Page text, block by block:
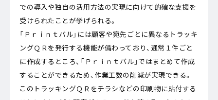
での導入や独自の活用方法の実現に向けて的確な支援を
受けられたことが挙げられる。
「Ｐｒｉｎｔバル」には顧客や宛先ごとに異なるトラッキ
ングＱＲを発行する機能が備わっており、通常１件ごと
に作成するところ、「Ｐｒｉｎｔバル」ではまとめて作成
することができるため、作業工数の削減が実現できる。
このトラッキングＱＲをチラシなどの印刷物に貼付する